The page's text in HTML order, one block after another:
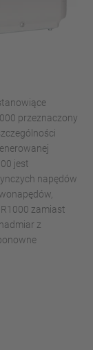
przeznaczony
jest
napędów
zamiast
z